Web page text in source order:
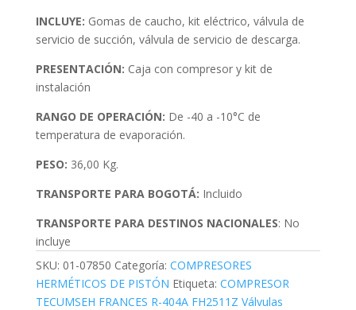
INCLUYE: Gomas de caucho, kit eléctrico, válvula de
servicio de succión, válvula de servicio de descarga.
PRESENTACIÓN: Caja con compresor y kit de
instalación
RANGO DE OPERACIÓN: De -40 a -10°C de
temperatura de evaporación.
PESO: 36,00 Kg.
TRANSPORTE PARA BOGOTÁ: Incluido
TRANSPORTE PARA DESTINOS NACIONALES: No
incluye
SKU: 01-07850 Categoría: COMPRESORES
HERMÉTICOS DE PISTÓN Etiqueta: COMPRESOR
TECUMSEH FRANCES R-404A FH2511Z Válvulas